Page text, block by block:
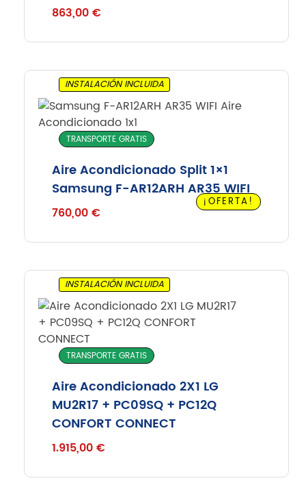
863,00€
¡OFERTA!
INSTALACIÓN INCLUIDA
TRANSPORTE GRATIS
Aire Acondicionado Split 1×1
Samsung F-AR12ARH AR35 WIFI
760,00€
INSTALACIÓN INCLUIDA
TRANSPORTE GRATIS
Aire Acondicionado 2X1 LG
MU2R17 + PC09SQ + PC12Q
CONFORT CONNECT
1.915,00€